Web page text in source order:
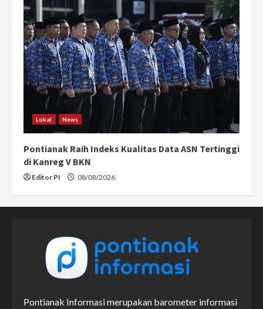
Lokal News
Pontianak Raih Indeks Kualitas Data ASN Tertinggi
di Kanreg V BKN
Editor PI 08/08/2026
Pontianak Informasi merupakan barometer informasi